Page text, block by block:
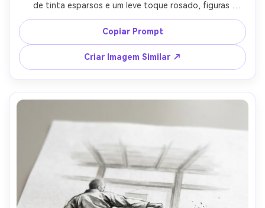
de tinta esparsos e um leve toque rosado, figuras
simplificadas em silhuetas graciosas, lavagem suave de
névoa atrás deles, muito espaço negativo branco, textura
de papel de arroz, humor romântico poético, selo
vermelho, lente 85mm, profundidade de campo rasa,
iluminação cinematográfica suave --ar 4:5
Copiar Prompt
Criar Imagem Similar ↗